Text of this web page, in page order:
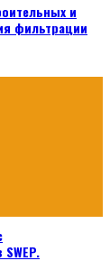
и
фильтрации